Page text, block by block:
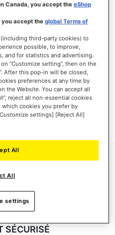
oublié ?
: commander plus rapidement, enregistrer
et plus encore.
COMPTE
SÉCURISÉ
Canada, you accept theeShop
you accept theglobal Terms of
third-party cookies) to
possible, to improve,
and for statistics and advertising.
“Customize setting”, then on the
After this pop-in will be closed,
preferences at any time by
the Website. You can accept all
reject all non-essential cookies
which cookies you prefer by
settings] [Reject All]
All
All
settings